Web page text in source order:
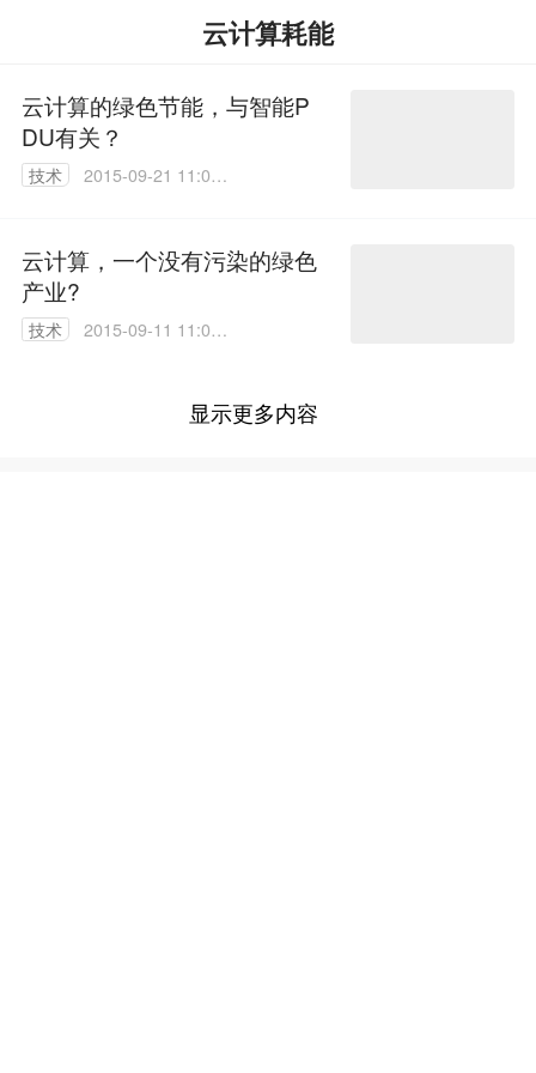
云计算耗能
云计算的绿色节能，与智能P
DU有关？
技术
2015-09-21 11:03:
云计算，一个没有污染的绿色
产业?
技术
2015-09-11 11:08:
显示更多内容